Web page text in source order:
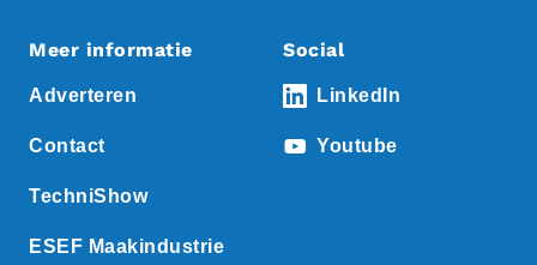
Meer informatie
Adverteren
Contact
TechniShow
ESEF Maakindustrie
Social
LinkedIn
Youtube